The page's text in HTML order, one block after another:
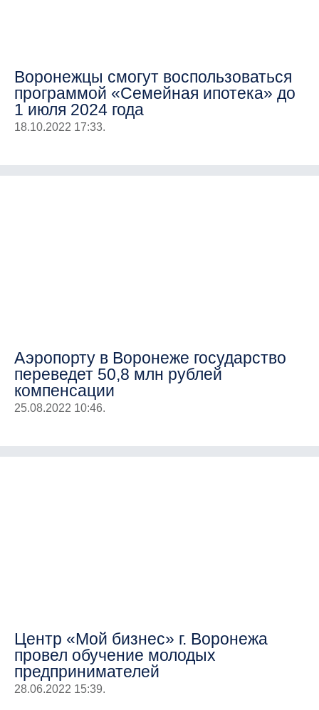
Воронежцы смогут воспользоваться
программой «Семейная ипотека» до
1 июля 2024 года
18.10.2022 17:33.
Аэропорту в Воронеже государство
переведет 50,8 млн рублей
компенсации
25.08.2022 10:46.
Центр «Мой бизнес» г. Воронежа
провел обучение молодых
предпринимателей
28.06.2022 15:39.